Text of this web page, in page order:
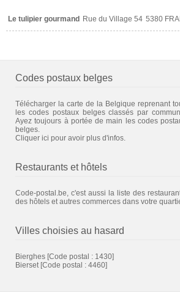
Le tulipier gourmand Rue du Village 54 5380
Codes postaux belges
Télécharger la carte de la Belgique reprenant
les codes postaux belges classés par
Ayez toujours à portée de main les codes
belges.
Cliquer ici pour avoir plus d'infos.
Restaurants et hôtels
Code-postal.be, c'est aussi la liste des
des hôtels et autres commerces dans votre
Villes choisies au hasard
Bierghes [Code postal : 1430]
Bierset [Code postal : 4460]